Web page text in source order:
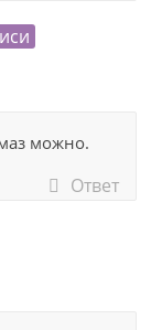
можно.
Ответ